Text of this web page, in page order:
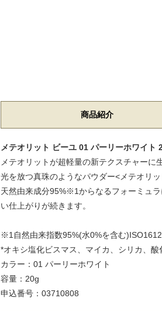
商品紹介
メテオリット ビーユ 01 パーリーホワイト
メテオリットが超軽量の新テクスチャー
光を放つ真珠のようなパウダー<メテオリ
天然由来成分95%※1からなるフォーミュ
い仕上がりが続きます。
※1自然由来指数95%(水0%を含む
*オキシ塩化ビスマス、マイカ、シリカ、酸
カラー：01 パーリーホワイト
容量：20g
申込番号：03710808